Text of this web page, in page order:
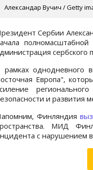
Александар Вучич / Getty
Сербии
сербского
рамках однодневного
Европа",
и развития
Финляндия
МИД
с нарушением